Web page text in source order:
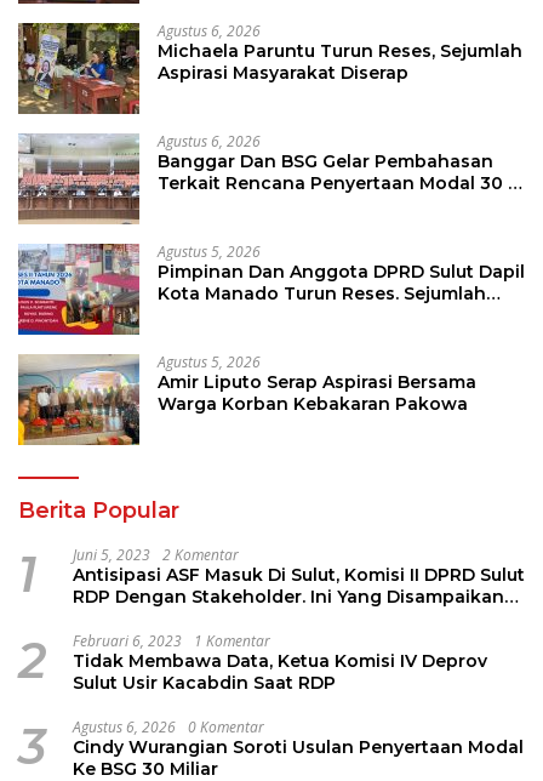
Agustus 6, 2026
Michaela Paruntu Turun Reses, Sejumlah
Aspirasi Masyarakat Diserap
Agustus 6, 2026
Banggar Dan BSG Gelar Pembahasan
Terkait Rencana Penyertaan Modal 30 M
Agustus 5, 2026
Pimpinan Dan Anggota DPRD Sulut Dapil
Kota Manado Turun Reses. Sejumlah
Agustus 5, 2026
Amir Liputo Serap Aspirasi Bersama
Warga Korban Kebakaran Pakowa
Berita Popular
1 Juni 5, 2023 2 Komentar
Antisipasi ASF Masuk Di Sulut, Komisi II DPRD Sulut
RDP Dengan Stakeholder. Ini Yang Disampaikan
2 Februari 6, 2023 1 Komentar
Tidak Membawa Data, Ketua Komisi IV Deprov
Sulut Usir Kacabdin Saat RDP
3 Agustus 6, 2026 0 Komentar
Cindy Wurangian Soroti Usulan Penyertaan Modal
Ke BSG 30 Miliar